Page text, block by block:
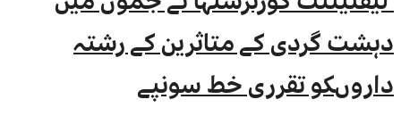
دہشت گردی کے متاثرین کے رشتہ
داروںکو تقرری خط سونپے